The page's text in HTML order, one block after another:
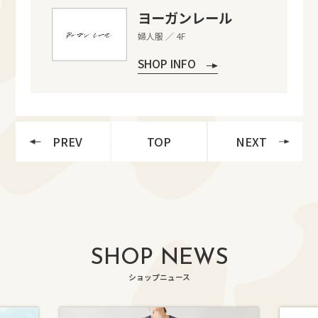
ヨーガンレール
婦人服 ／ 4F
SHOP INFO
PREV TOP NEXT
SHOP NEWS
ショップニュース